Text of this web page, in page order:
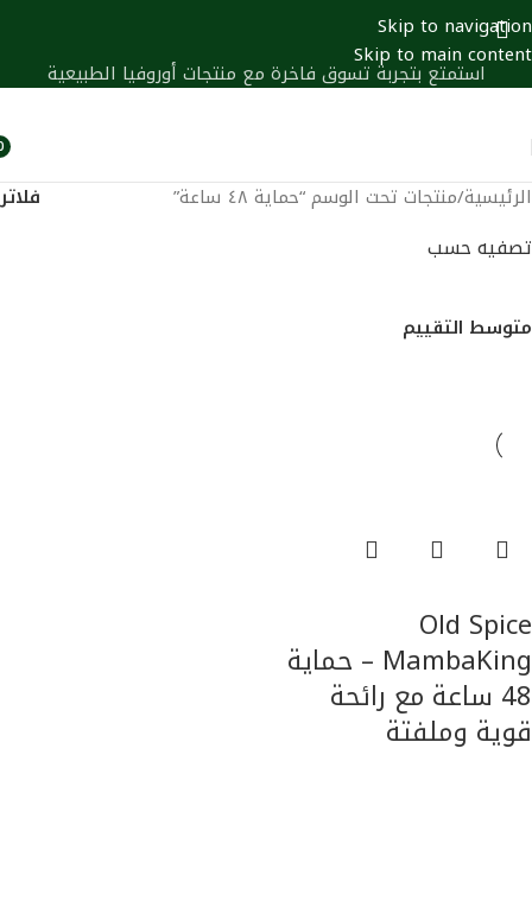
Skip to navigation
Skip to main content
استمتع بتجربة تسوق فاخرة مع منتجات أوروفيا الطبيعية
الرئيسية منتجات تحت الوسم “حماية ٤٨ ساعة” فلاتر
تصفيه حسب
متوسط التقييم
Old Spice
MambaKing – حماية
48 ساعة مع رائحة
قوية وملفتة